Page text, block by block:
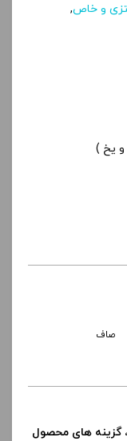
و خاص,
و یخ )
صاف
گزینه های محصول